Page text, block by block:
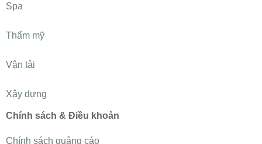
Spa
Thẩm mỹ
Vận tải
Xây dựng
Chính sách & Điều khoản
Chính sách quảng cáo